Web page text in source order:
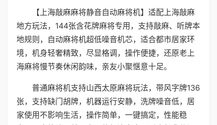
【上海敲麻麻将静音自动麻将机】适配上海敲麻
地方玩法，144张含花牌麻将专用，支持敲麻、听牌本
地规则，自动麻将机超低噪音机芯，适合都市居家环
境，机身轻奢精致，尽显格调，操作便捷，还原老上
海麻将慢节奏休闲韵味，亲友小聚惬意十足。
普通麻将机支持山西太原麻将玩法，带风字牌136
张，支持缺门胡牌，机器运行安静，洗牌噪音低，居
家使用不影响生活，操作简单，一键搞定，性能稳